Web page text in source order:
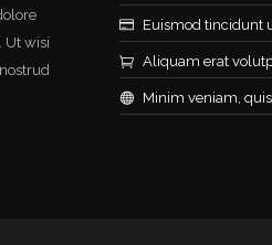
Ut wisi
Euismod tincidunt
Aliquam erat
Minim veniam,